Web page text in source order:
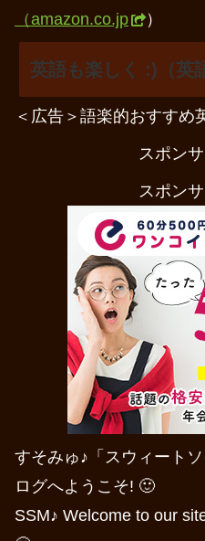
（amazon.co.jp
）
英語も楽しく :)（英
＜広告＞語楽的おすすめ
スポン
スポン
すそみゅ♪「スウィート
ログへようこそ! 🙂
SSM♪ Welcome to our